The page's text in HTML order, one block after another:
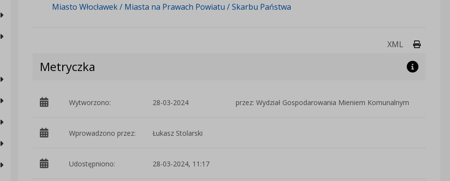
Miasto Włocławek / Miasta na Prawach Powiatu / Skarbu Państwa
XML Drukuj
Metryczka
Wytworzono: 28-03-2024 przez: Wydział Gospodarowania Mieniem Komunalnym
Wprowadzono przez: Łukasz Stolarski
Udostępniono: 28-03-2024, 11:17